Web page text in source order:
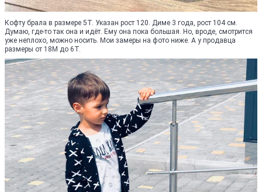
Кофту брала в размере 5Т. Указан рост 120. Диме 3 года, рост 104 см.
Думаю, где-то так она и идёт. Ему она пока большая. Но, вроде, смотрится
уже неплохо, можно носить. Мои замеры на фото ниже. А у продавца
размеры от 18М до 6Т.